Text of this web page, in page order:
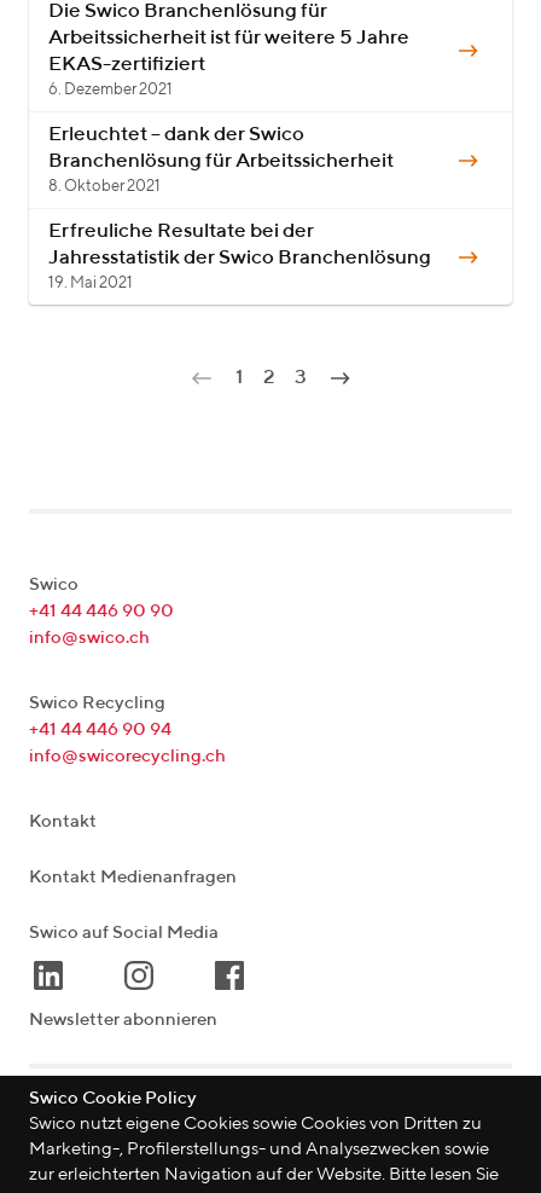
6. Dezember 2021
Die Swico Branchenlösung für
Arbeitssicherheit ist für weitere 5 Jahre
EKAS-zertifiziert
8. Oktober 2021
Erleuchtet – dank der Swico
Branchenlösung für Arbeitssicherheit
19. Mai 2021
Erfreuliche Resultate bei der
Jahresstatistik der Swico Branchenlösung
1 2 3
Swico
+41 44 446 90 90
info@swico.ch
Swico Recycling
+41 44 446 90 94
info@swicorecycling.ch
Kontakt
Kontakt Medienanfragen
Swico auf Social Media
Newsletter abonnieren
Lagerstrasse 33 8004 Zürich | Schweiz
Swico Cookie Policy
Swico nutzt eigene Cookies sowie Cookies von Dritten zu
Marketing-, Profilerstellungs- und Analysezwecken sowie
zur erleichterten Navigation auf der Website. Bitte lesen Sie